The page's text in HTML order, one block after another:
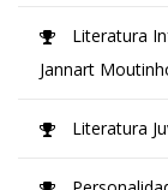
Literatura
Jannart
Literatura